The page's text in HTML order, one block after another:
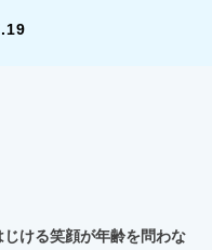
じける笑顔が年齢を問わな